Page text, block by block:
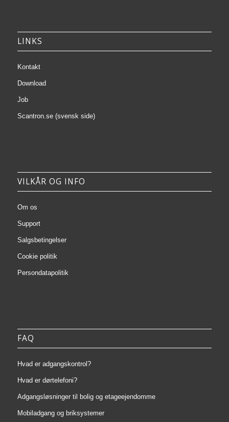
LINKS
Kontakt
Download
Job
Scantron.se (svensk side)
VILKÅR OG INFO
Om os
Support
Salgsbetingelser
Cookie politik
Persondatapolitik
FAQ
Hvad er adgangskontrol?
Hvad er dørtelefoni?
Adgangsløsninger til bolig og etageejendomme
Mobiladgang og briksystemer